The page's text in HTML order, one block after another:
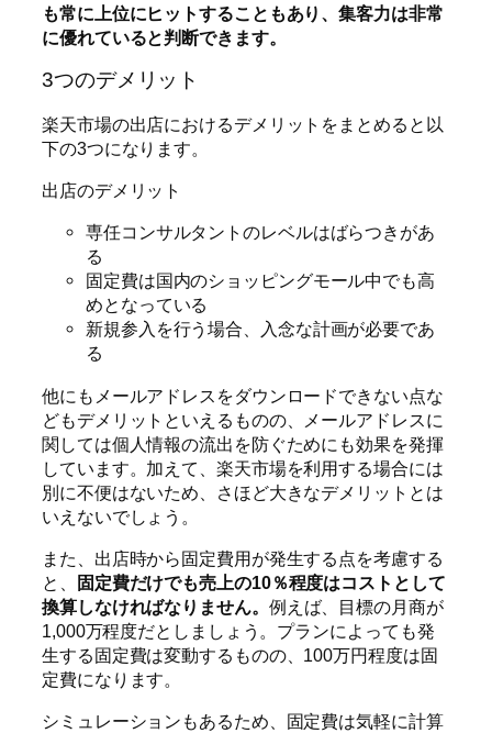
も常に上位にヒットすることもあり、集客力は非常
に優れていると判断できます。
3つのデメリット
楽天市場の出店におけるデメリットをまとめると以
下の3つになります。
出店のデメリット
専任コンサルタントのレベルはばらつきがあ
る
固定費は国内のショッピングモール中でも高
めとなっている
新規参入を行う場合、入念な計画が必要であ
る
他にもメールアドレスをダウンロードできない点な
どもデメリットといえるものの、メールアドレスに
関しては個人情報の流出を防ぐためにも効果を発揮
しています。加えて、楽天市場を利用する場合には
別に不便はないため、さほど大きなデメリットとは
いえないでしょう。
また、出店時から固定費用が発生する点を考慮する
と、
固定費だけでも売上の10％程度はコストとして
換算しなければなりません。 例えば、目標の月商が
1,000万程度だとしましょう。プランによっても発
生する固定費は変動するものの、100万円程度は固
定費になります。
シミュレーションもあるため、固定費は気軽に計算